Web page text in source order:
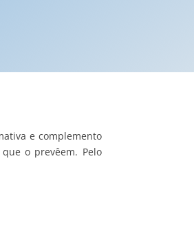
e complemento
o prevêem. Pelo